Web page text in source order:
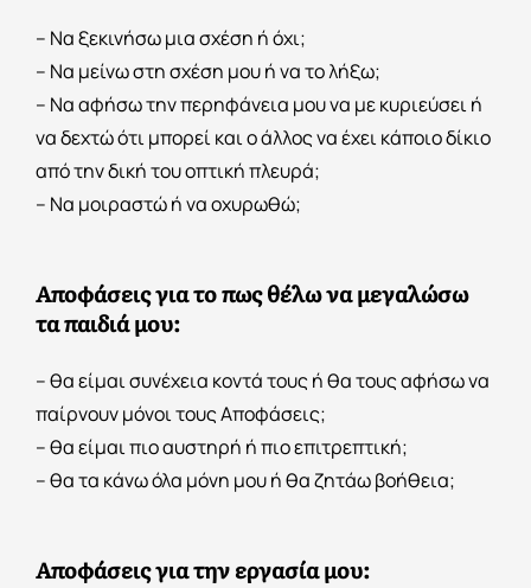
– Να ξεκινήσω μια σχέση ή όχι;
– Να μείνω στη σχέση μου ή να το λήξω;
– Να αφήσω την περηφάνεια μου να με κυριεύσει ή
να δεχτώ ότι μπορεί και ο άλλος να έχει κάποιο δίκιο
από την δική του οπτική πλευρά;
– Να μοιραστώ ή να οχυρωθώ;
Αποφάσεις για το πως θέλω να μεγαλώσω
τα παιδιά μου:
– θα είμαι συνέχεια κοντά τους ή θα τους αφήσω να
παίρνουν μόνοι τους Αποφάσεις;
– θα είμαι πιο αυστηρή ή πιο επιτρεπτική;
– θα τα κάνω όλα μόνη μου ή θα ζητάω βοήθεια;
Αποφάσεις για την εργασία μου: